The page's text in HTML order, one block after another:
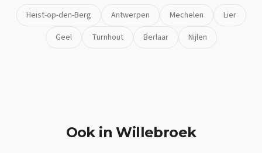
Heist-op-den-Berg Antwerpen Mechelen
Lier
Geel
Turnhout Berlaar Nijlen
Ook inWillebroek